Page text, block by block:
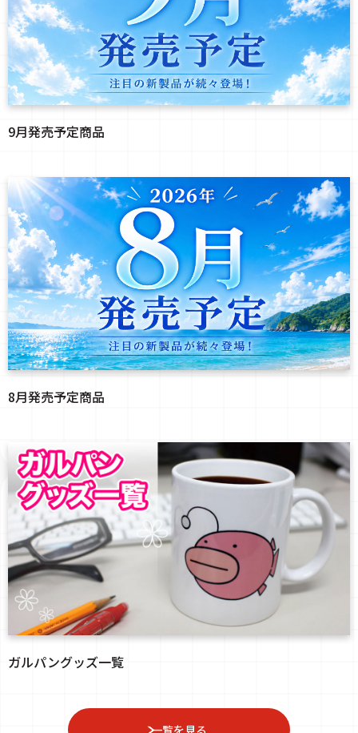
9月発売予定商品
8月発売予定商品
ガルパングッズ一覧